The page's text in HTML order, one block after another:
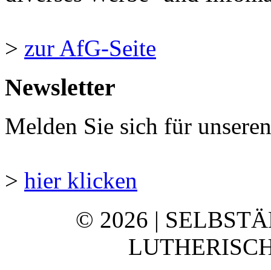
> zur AfG-Seite
Newsletter
Melden Sie sich für
> hier klicken
© 2026 |